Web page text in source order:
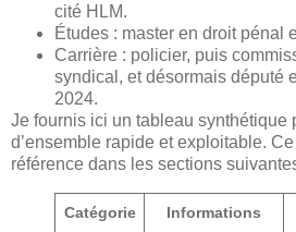
cité HLM.
Études : master en droit pénal
Carrière : policier, puis
syndical, et désormais député
2024.
Je fournis ici un tableau synthétique
d’ensemble rapide et exploitable.
référence dans les sections
Catégorie
Informations